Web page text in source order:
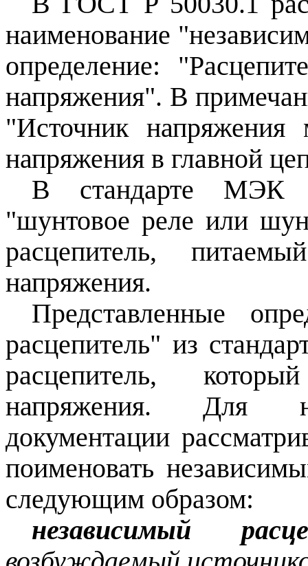
наименование
определение:
напряжения". В
"Источник
напряжения в главной
В стандарте МЭК
"шунтовое реле или
расцепитель,
напряжения.
Представленные
расцепитель" из
расцепитель,
напряжения. Для
документации
поименовать
следующим образом:
независимый